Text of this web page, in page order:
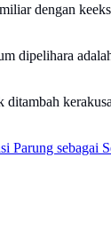
dengan
dipelihara
Parung sebagai